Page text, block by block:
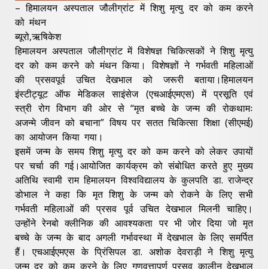
– हिमालयन अस्पताल जौलीग्रांट में शिशु मृत्यु दर को कम करने
को मंथन
ब्यूरो,ऋषिकेश
हिमालयन अस्पताल जौलीग्रांट में विशेषज्ञ चिकित्सकों ने शिशु मृत्यु
दर को कम करने को मंथन किया। विशेषज्ञों ने गर्भवती महिलाओं
की प्रसवपूर्व उचित देखभाल को जरूरी बताया।हिमालयन
इंस्टीट्यूट ऑफ मेडिकल साइंसेज (एचआईएमएस) में प्रसूति एवं
स्त्री रोग विभाग की ओर से “मृत बच्चे के जन्म की रोकथामः
अजन्मे जीवन को बचाना” विषय पर सतत चिकित्सा शिक्षा (सीएमई)
का आयोजन किया गया।
इसमें जन्म के समय शिशु मृत्यु दर को कम करने को लेकर उपायों
पर चर्चा की गई।आयोजित कार्यक्रम को संबोधित करते हुए मुख्य
अतिथि स्वामी राम हिमालयन विश्वविद्यालय के कुलपति डा. राजेन्द्र
डोभाल ने कहा कि मृत शिशु के जन्म को रोकने के लिए सभी
गर्भवती महिलाओं की प्रसव पूर्व उचित देखभाल मिलनी चाहिए।
उन्होंने रेनबो क्लीनिक की आवश्यकता पर भी जोर दिया जो मृत
बच्चे के जन्म के बाद अगली गर्भावस्था में देखभाल के लिए समर्पित
हैं। एचआईएमएस के प्रिंसिपल डा. अशोक देवराड़ी ने शिशु मृत्यु
जन्म दर को कम करने के लिए गुणवत्तापूर्ण प्रसव कालीन देखभाल